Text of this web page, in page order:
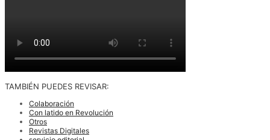
TAMBIÉN PUEDES REVISAR:
Colaboración
Con latido en Revolución
Otros
Revistas Digitales